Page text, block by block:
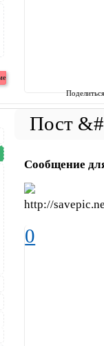
Сообщение
0